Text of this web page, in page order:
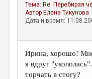
Тема: Re: Перебирая
Автор Елена Тикунова
Дата и время:
Ирина, хорошо! Мне
я вдруг
торчать в стогу?